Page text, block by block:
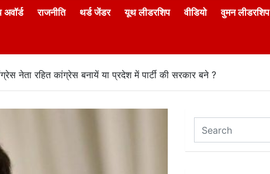
राजनीति थर्ड जेंडर यूथ लीडरशिप वीडियो वुमन लीडरशिप
नेता रहित कांग्रेस बनायें या प्रदेश में पार्टी की सरकार बने ?
a